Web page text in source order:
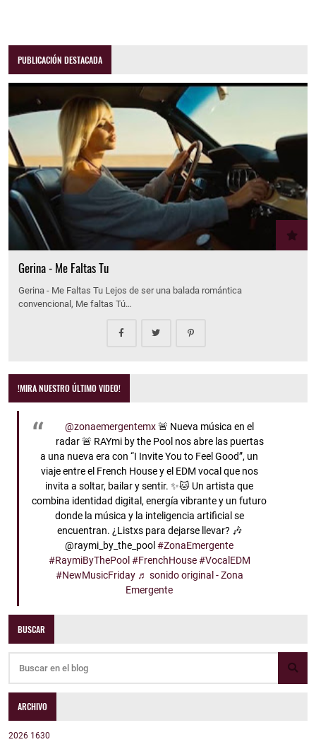
PUBLICACIÓN DESTACADA
Gerina - Me Faltas Tu
Gerina - Me Faltas Tu Lejos de ser una balada romántica
convencional, Me faltas Tú…
!MIRA NUESTRO ÚLTIMO VIDEO!
@zonaemergentemx🚨 Nueva música en el
radar 🚨 RAYmi by the Pool nos abre las puertas
a una nueva era con “I Invite You to Feel Good”, un
viaje entre el French House y el EDM vocal que nos
invita a soltar, bailar y sentir. ✨🐱 Un artista que
combina identidad digital, energía vibrante y un futuro
donde la música y la inteligencia artificial se
encuentran. ¿Listxs para dejarse llevar? 🎶
@raymi_by_the_pool#ZonaEmergente
#RaymiByThePool #FrenchHouse #VocalEDM
#NewMusicFriday ♬ sonido original - Zona
Emergente
BUSCAR
ARCHIVO
2026 1630